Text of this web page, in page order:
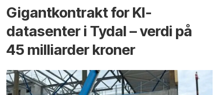
Gigantkontrakt for KI-
datasenter i Tydal – verdi på
45 milliarder kroner